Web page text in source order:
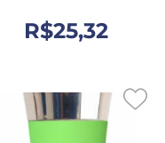
R$25,32